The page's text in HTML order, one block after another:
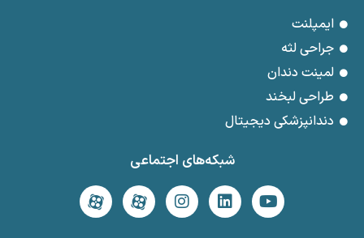
ایمپلنت
جراحی لثه
لمینت دندان
طراحی لبخند
دندانپزشکی دیجیتال
شبکه‌های اجتماعی